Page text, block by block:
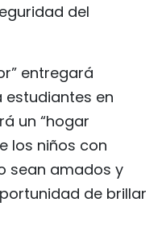
del
entregará
en
un “hogar
los niños con
sean amados y
de brillar